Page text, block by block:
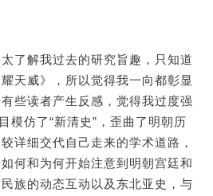
了解我过去的研究旨趣，只知道
天威》，所以觉得我一向都彰显
些读者产生反感，觉得我过度强
模仿了“新清史”，歪曲了明朝历
详细交代自己走来的学术道路，
何和为何开始注意到明朝宫廷和
族的动态互动以及东北亚史，与